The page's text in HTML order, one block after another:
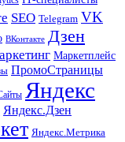
SEO Telegram VK
ВКонтакте Дзен
Маркетплейс
ПромоСтраницы
Яндекс
Яндекс.Дзен
Яндекс.Метрика